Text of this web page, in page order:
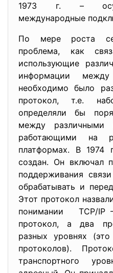
1973 г. –
международные
По мере роста
проблема, как
использующие
информации
необходимо было
протокол, т.е.
определяли бы
между различными
работающими на
платформах. В 1974
создан. Он включал
поддерживания
обрабатывать и
Этот протокол
понимании TCP/IP
протокол, а два
разных уровнях
протоколов).
транспортного